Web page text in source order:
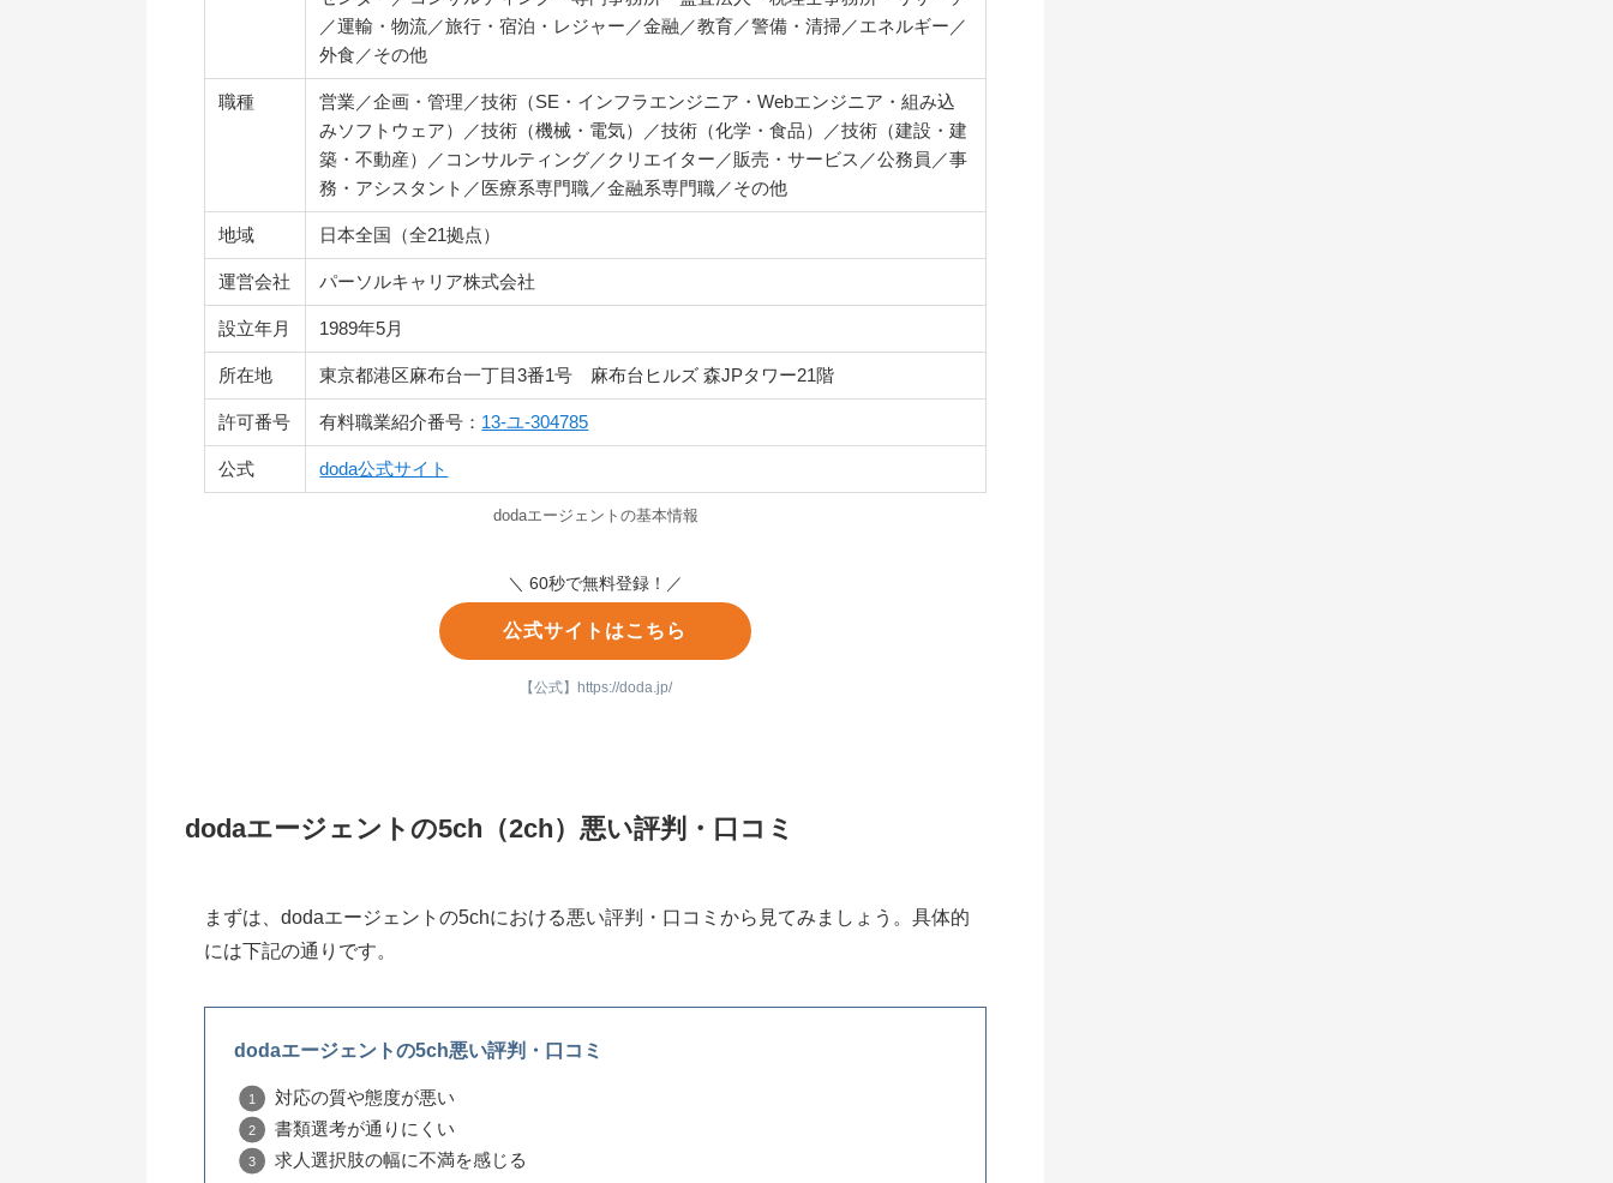
／運輸・物流／旅行・宿泊・レジャー／金融／教育／警備・清掃／エネルギー／
外食／その他
職種
営業／企画・管理／技術（SE・インフラエンジニア・Webエンジニア・組み込
みソフトウェア）／技術（機械・電気）／技術（化学・食品）／技術（建設・建
築・不動産）／コンサルティング／クリエイター／販売・サービス／公務員／事
務・アシスタント／医療系専門職／金融系専門職／その他
地域 日本全国（全21拠点）
運営会社 パーソルキャリア株式会社
設立年月 1989年5月
所在地 東京都港区麻布台一丁目3番1号 麻布台ヒルズ 森JPタワー21階
許可番号 有料職業紹介番号： 13-ユ-304785
公式 doda公式サイト
dodaエージェントの基本情報
＼ 60秒で無料登録！／
公式サイトはこちら
【公式】https://doda.jp/
dodaエージェントの5ch（2ch）悪い評判・口コミ
まずは、dodaエージェントの5chにおける悪い評判・口コミから見てみましょう。具体的
には下記の通りです。
dodaエージェントの5ch悪い評判・口コミ
対応の質や態度が悪い
書類選考が通りにくい
求人選択肢の幅に不満を感じる